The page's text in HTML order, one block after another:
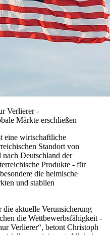
Verlierer -
Märkte erschließen
eine wirtschaftliche
Standort von
Deutschland der
Produkte - für
die heimische
und stabilen
die aktuelle Verunsicherung
die Wettbewerbsfähigkeit -
Verlierer“, betont Christoph